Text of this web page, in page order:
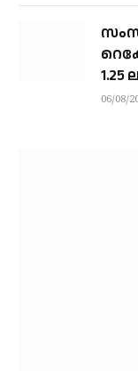
06/08/